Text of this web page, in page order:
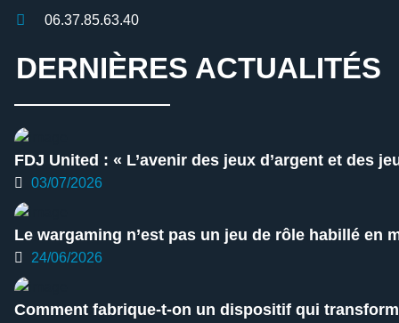
06.37.85.63.40
DERNIÈRES ACTUALITÉS
FDJ United : « L’avenir des jeux d’argent et des
03/07/2026
Le wargaming n’est pas un jeu de rôle habillé en
24/06/2026
Comment fabrique-t-on un dispositif qui